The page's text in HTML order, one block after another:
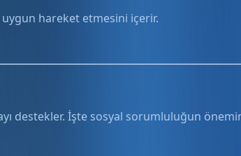
hareket etmesini içerir.
destekler. İşte sosyal sorumluluğun